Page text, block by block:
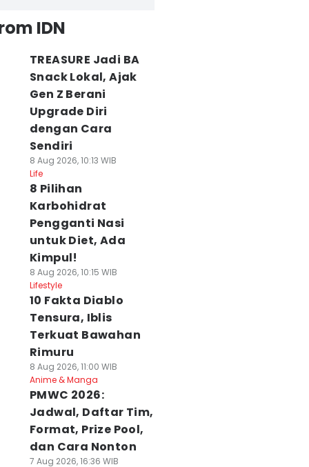
IDN
TREASURE Jadi BA
Snack Lokal, Ajak
Gen Z Berani
Upgrade Diri
dengan Cara
Sendiri
8 Aug 2026, 10:13 WIB
Life
8 Pilihan
Karbohidrat
Pengganti Nasi
untuk Diet, Ada
Kimpul!
8 Aug 2026, 10:15 WIB
Lifestyle
10 Fakta Diablo
Tensura, Iblis
Terkuat Bawahan
Rimuru
8 Aug 2026, 11:00 WIB
Anime & Manga
PMWC 2026:
Jadwal, Daftar Tim,
Format, Prize Pool,
dan Cara Nonton
7 Aug 2026, 16:36 WIB